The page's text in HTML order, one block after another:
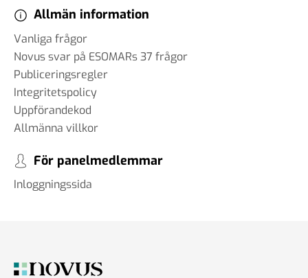
Allmän information
Vanliga frågor
Novus svar på ESOMARs 37 frågor
Publiceringsregler
Integritetspolicy
Uppförandekod
Allmänna villkor
För panelmedlemmar
Inloggningssida